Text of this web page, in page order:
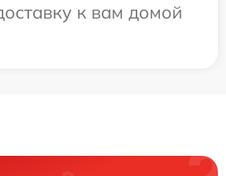
к вам домой